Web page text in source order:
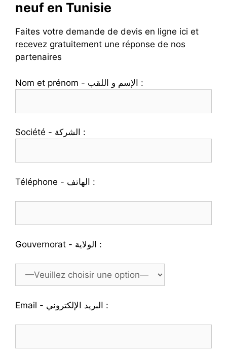
neuf en Tunisie
Faites votre demande de devis en ligne ici et
recevez gratuitement une réponse de nos
partenaires
Nom et prénom - الإسم و اللقب :
Société - الشركة :
Téléphone - الهاتف :
Gouvernorat - الولاية :
Email - البريد الإلكتروني :